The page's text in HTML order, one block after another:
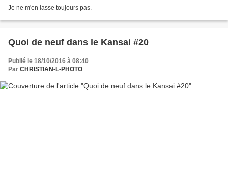
Je ne m'en lasse toujours pas.
Quoi de neuf dans le Kansai #20
Publié le 18/10/2016 à 08:40
Par CHRISTIAN•L•PHOTO